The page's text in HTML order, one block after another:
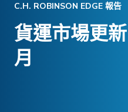
C.H. ROBINSON EDGE 報告
貨運市場更
月